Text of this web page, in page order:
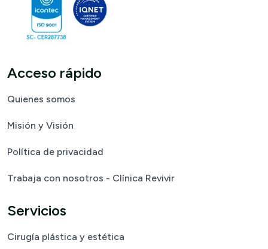
Acceso rápido
Quienes somos
Misión y Visión
Política de privacidad
Trabaja con nosotros - Clínica Revivir
Servicios
Cirugía plástica y estética